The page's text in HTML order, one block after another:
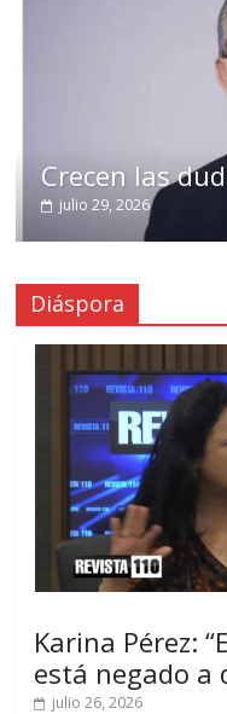
Crecen las
julio 29, 2026
Diáspora
Karina Pérez:
está negado a
julio 26, 2026